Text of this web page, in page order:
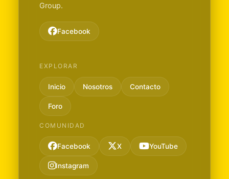
Group.
Facebook
EXPLORAR
Inicio Nosotros Contacto
Foro
COMUNIDAD
Facebook X YouTube
Instagram